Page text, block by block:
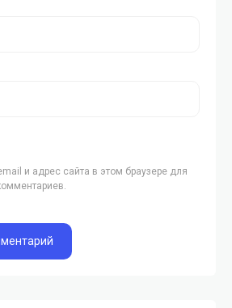
и адрес сайта в этом браузере для